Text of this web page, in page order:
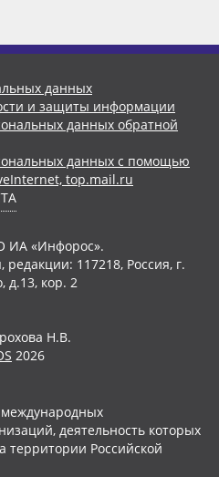
данных
и защиты информации
данных обратной
данных с помощью
top.mail.ru
ИА «Инфорос».
редакции: 117218, Россия, г.
д.13, кор. 2
Н.В.
2026
деятельность которых
территории Российской